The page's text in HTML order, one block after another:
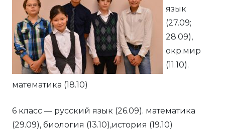
язык
(27.09;
28.09),
окр.мир
(11.10).
математика (18.10)
6 класс — русский язык (26.09). математика
(29.09), биология (13.10),история (19.10)